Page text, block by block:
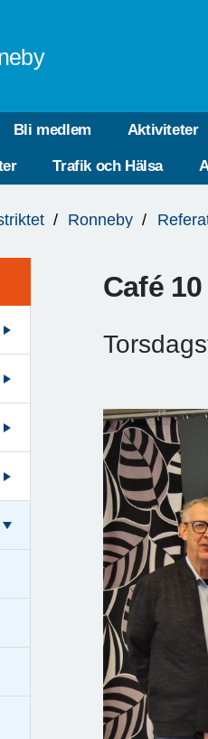
Bli medlem Aktiviteter
Trafik och Hälsa
Ronneby
Café